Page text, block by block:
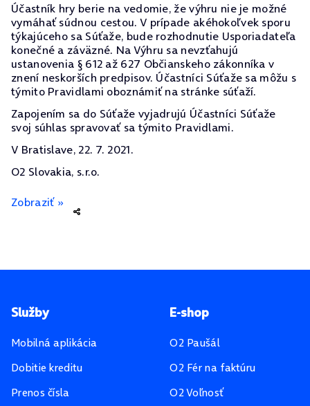
Účastník hry berie na vedomie, že výhru nie je možné
vymáhať súdnou cestou. V prípade akéhokoľvek sporu
týkajúceho sa Súťaže, bude rozhodnutie Usporiadateľa
konečné a záväzné. Na Výhru sa nevzťahujú
ustanovenia § 612 až 627 Občianskeho zákonníka v
znení neskorších predpisov. Účastníci Súťaže sa môžu s
týmito Pravidlami oboznámiť na stránke súťaží.
Zapojením sa do Súťaže vyjadrujú Účastníci Súťaže
svoj súhlas spravovať sa týmito Pravidlami.
V Bratislave, 22. 7. 2021.
O2 Slovakia, s.r.o.
Zobraziť »
Pätička stránky
Služby
Mobilná aplikácia
Dobitie kreditu
Prenos čísla
E-shop
O2 Paušál
O2 Fér na faktúru
O2 Voľnosť